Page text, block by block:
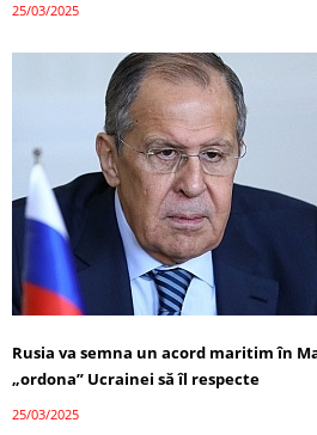
25/03/2025
Rusia va semna un acord maritim în
„ordona” Ucrainei să îl respecte
25/03/2025